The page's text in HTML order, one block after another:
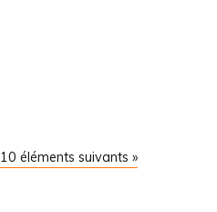
10 éléments suivants »